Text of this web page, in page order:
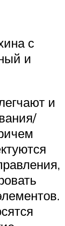
с
и
и